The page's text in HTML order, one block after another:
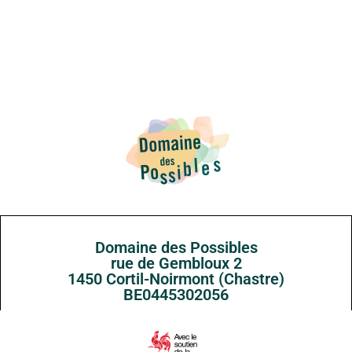
Domaine des Possibles
rue de Gembloux 2
1450 Cortil-Noirmont (Chastre)
BE0445302056